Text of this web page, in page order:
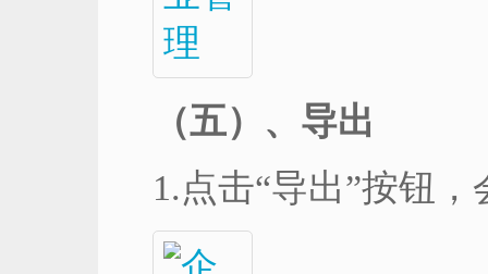
（五）、导出
1.点击“导出”按钮